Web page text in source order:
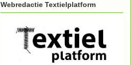
Webredactie Textielplatform